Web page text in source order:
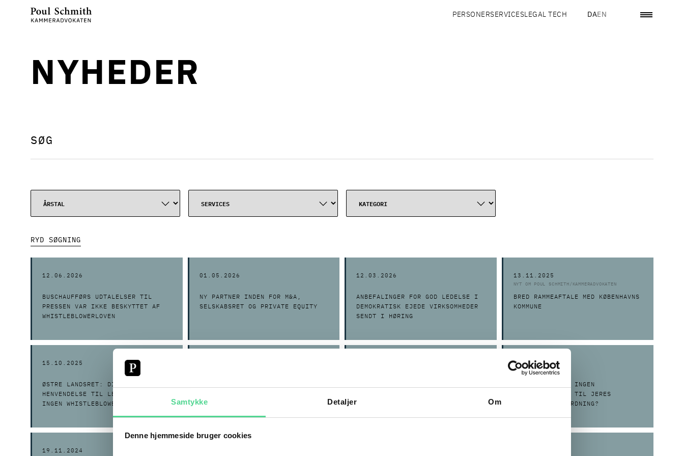
Samtykke Detaljer Om
Denne hjemmeside bruger cookies
PERSONERSERVICESLEGAL TECH DAEN
NYHEDER
RYD SØGNING
12.06.2026
BUSCHAUFFØRS UDTALELSER TIL
PRESSEN VAR IKKE BESKYTTET AF
WHISTLEBLOWERLOVEN
01.05.2026
NY PARTNER INDEN FOR M&A,
SELSKABSRET OG PRIVATE EQUITY
12.03.2026
ANBEFALINGER FOR GOD LEDELSE I
DEMOKRATISK EJEDE VIRKSOMHEDER
SENDT I HØRING
13.11.2025
NYT OM POUL SCHMITH/KAMMERADVOKATEN
BRED RAMMEAFTALE MED KØBENHAVNS
KOMMUNE
15.10.2025
ØSTRE LANDSRET: DIREKTE
HENVENDELSE TIL LEDELSEN GAV
INGEN WHISTLEBLOWERBESKYTTELSE
IKKE-ERHVERVSDRIVENDE FONDE
24.04.2025
FÅR I FÅ ELLER INGEN
INDBERETNINGER TIL JERES
WHISTLEBLOWERORDNING?
19.11.2024